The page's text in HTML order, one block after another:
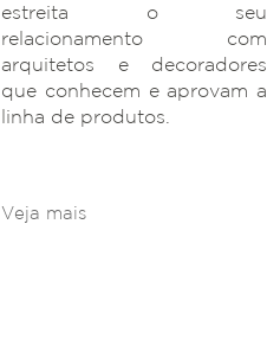
estreita o seu
relacionamento com
arquitetos e decoradores
que conhecem e aprovam a
linha de produtos.
Veja mais